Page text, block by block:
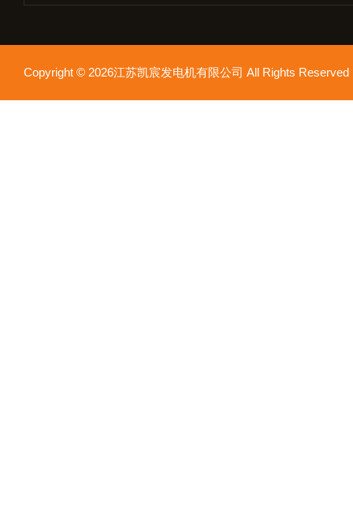
Copyright © 2026江苏凯宸发电机有限公司 All Rights